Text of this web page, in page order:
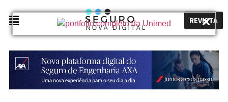
REVISTA